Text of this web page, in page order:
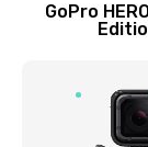
GoPro